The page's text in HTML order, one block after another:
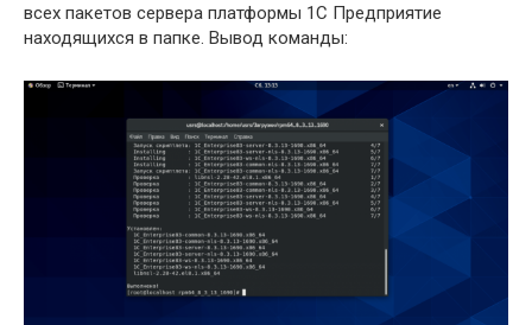
всех пакетов сервера платформы 1С Предприятие
находящихся в папке. Вывод команды: